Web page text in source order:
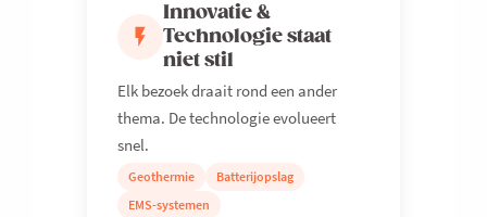
Innovatie &
Technologie staat
niet stil
Elk bezoek draait rond een ander
thema. De technologie evolueert
snel.
Geothermie
Batterijopslag
EMS-systemen